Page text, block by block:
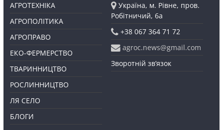
АГРОТЕХНІКА
АГРОПОЛІТИКА
АГРОПРАВО
ЕКО-ФЕРМЕРСТВО
ТВАРИННИЦТВО
РОСЛИННИЦТВО
ЛЯ СЕЛО
БЛОГИ
Україна, м. Рівне, пров.
Робітничий, 6а
+38 067 364 71 72
agroc.news@gmail.com
Зворотній зв’язок